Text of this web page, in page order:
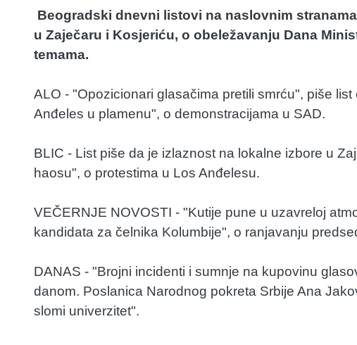
Beogradski dnevni listovi na naslovnim
u Zaječaru i Kosjeriću, o obeležavanju Dana
temama.
ALO - "Opozicionari glasačima pretili smrću", piše
Anđeles u plamenu", o demonstracijama u SAD.
BLIC - List piše da je izlaznost na lokalne izbore u
haosu", o protestima u Los Anđelesu.
VEČERNJE NOVOSTI - "Kutije pune u uzavreloj
kandidata za čelnika Kolumbije", o ranjavanju
DANAS - "Brojni incidenti i sumnje na kupovinu
danom. Poslanica Narodnog pokreta Srbije Ana
slomi univerzitet".